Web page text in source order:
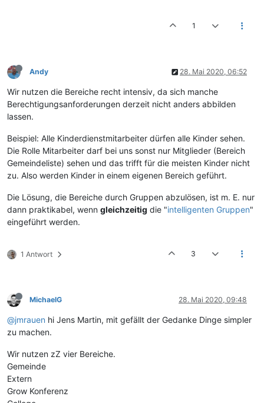
1
Andy 28. Mai 2020, 06:52
Wir nutzen die Bereiche recht intensiv, da sich manche
Berechtigungsanforderungen derzeit nicht anders abbilden
lassen.
Beispiel: Alle Kinderdienstmitarbeiter dürfen alle Kinder sehen.
Die Rolle Mitarbeiter darf bei uns sonst nur Mitglieder (Bereich
Gemeindeliste) sehen und das trifft für die meisten Kinder nicht
zu. Also werden Kinder in einem eigenen Bereich geführt.
Die Lösung, die Bereiche durch Gruppen abzulösen, ist m. E. nur
dann praktikabel, wenn gleichzeitig die "intelligenten Gruppen"
eingeführt werden.
1 Antwort 3
MichaelG 28. Mai 2020, 09:48
@jmrauen hi Jens Martin, mit gefällt der Gedanke Dinge simpler
zu machen.
Wir nutzen zZ vier Bereiche.
Gemeinde
Extern
Grow Konferenz